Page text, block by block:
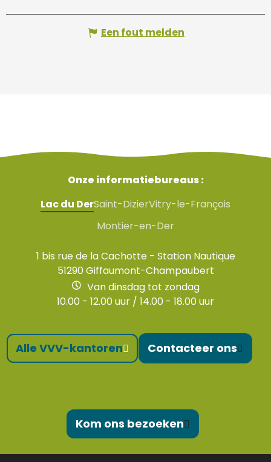
Een fout melden
Onze informatiebureaus :
Lac du DerSaint-DizierVitry-le-François
Montier-en-Der
1 bis rue de la Cachotte - Station Nautique
51290 Giffaumont-Champaubert
Van dinsdag tot zondag
10.00 - 12.00 uur / 14.00 - 18.00 uur
Alle VVV-kantoren Contacteer ons
Kom ons bezoeken